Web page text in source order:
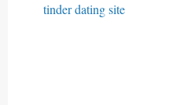
tinder dating site